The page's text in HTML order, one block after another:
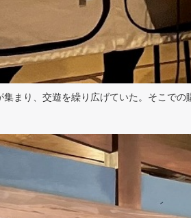
まり、交遊を繰り広げていた。そこで